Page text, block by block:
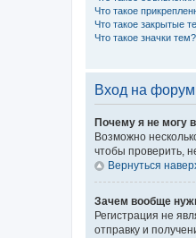
Что такое
Что такое закрытые
Что такое значки тем?
Вход на форум
Почему я не могу
Возможно
чтобы проверить,
Вернуться
Зачем вообще
Регистрация не
отправку и